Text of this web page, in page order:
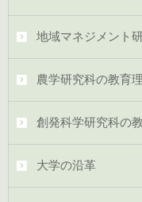
地域マネジメント
農学研究科の教育
創発科学研究科の
大学の沿革